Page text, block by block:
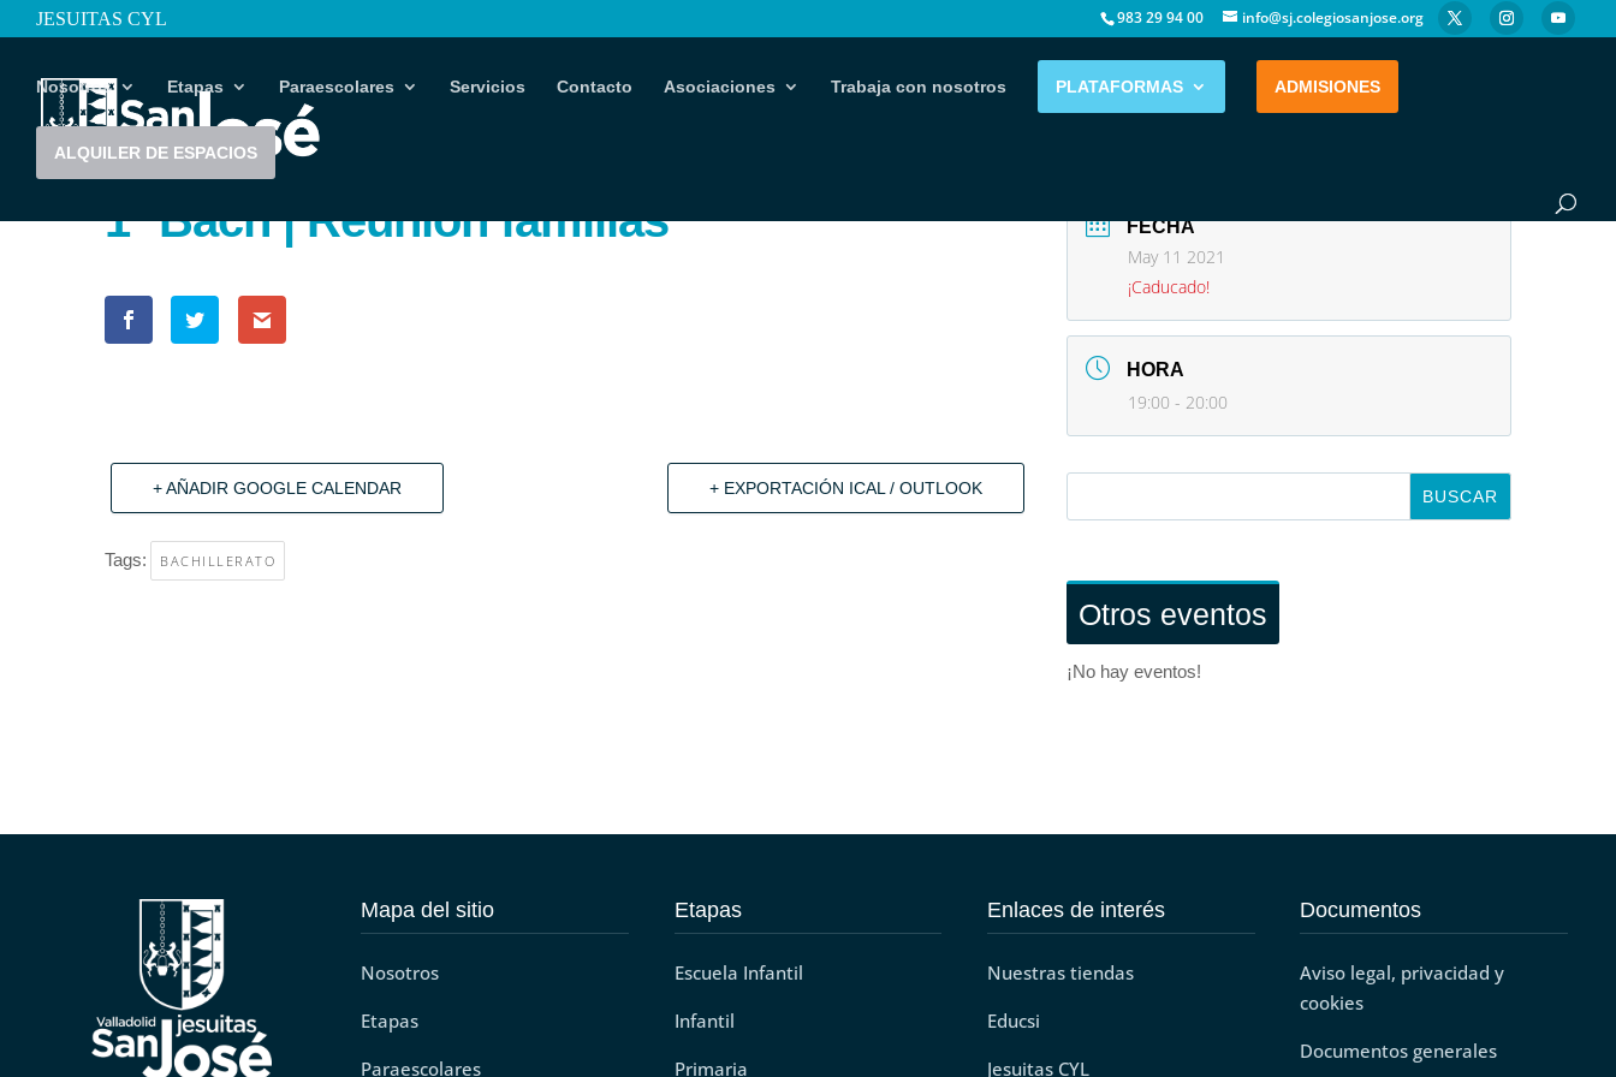
983 29 94 00 info@sj.colegiosanjose.org
JESUITAS CYL
Nosotros Etapas Paraescolares Servicios Contacto Asociaciones Trabaja con nosotros PLATAFORMAS ADMISIONES
ALQUILER DE ESPACIOS
1º Bach | Reunión familias
+ AÑADIR GOOGLE CALENDAR + EXPORTACIÓN ICAL / OUTLOOK
Tags: BACHILLERATO
FECHA
May 11 2021
¡Caducado!
HORA
19:00 - 20:00
Otros eventos
¡No hay eventos!
Mapa del sitio
Nosotros
Etapas
Paraescolares
Etapas
Escuela Infantil
Infantil
Primaria
Enlaces de interés
Nuestras tiendas
Educsi
Jesuitas CYL
Documentos
Aviso legal, privacidad y
cookies
Documentos generales